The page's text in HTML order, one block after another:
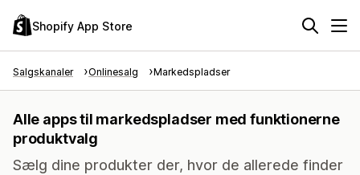
Shopify App Store
Salgskanaler Onlinesalg Markedspladser
Alle apps til markedspladser med funktionerne
produktvalg
Sælg dine produkter der, hvor de allerede finder